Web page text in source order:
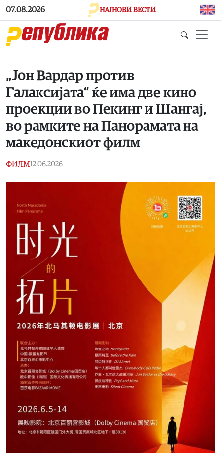
Skip to main content
07.08.2026 НАЈНОВИ ВЕСТИ
„Јон Вардар против
Галаксијата“ ќе има две кино
проекции во Пекинг и Шангај,
во рамките на Панорамата на
македонскиот филм
ФИЛМ12.06.2026